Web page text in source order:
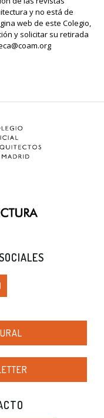
y no está de
web de este Colegio,
y solicitar su retirada